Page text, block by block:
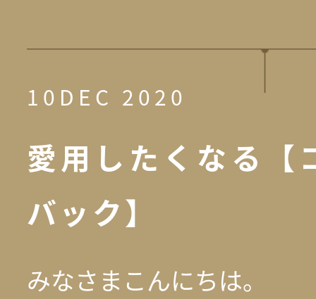
10DEC 2020
愛用したくなる【
バック】
みなさまこんにちは。